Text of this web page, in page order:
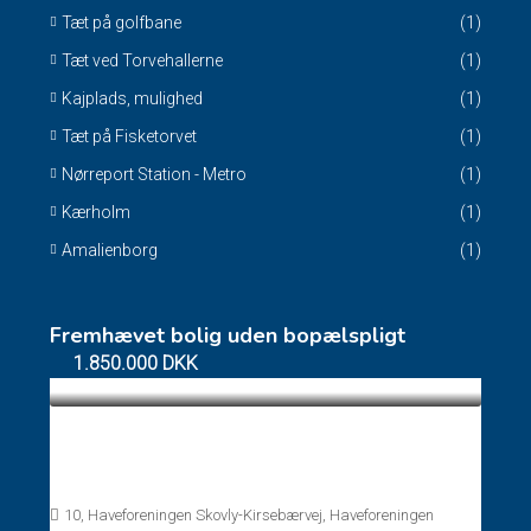
Tæt på golfbane
(1)
Tæt ved Torvehallerne
(1)
Kajplads, mulighed
(1)
Tæt på Fisketorvet
(1)
Nørreport Station - Metro
(1)
Kærholm
(1)
Amalienborg
(1)
Fremhævet bolig uden bopælspligt
1.850.000 DKK
10, Haveforeningen Skovly-Kirsebærvej, Haveforeningen